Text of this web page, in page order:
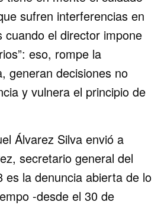
sufren interferencias en
cuando el director impone
eso, rompe la
generan decisiones no
y vulnera el principio de
Álvarez Silva envió a
secretario general del
es la denuncia abierta de lo
-desde el 30 de